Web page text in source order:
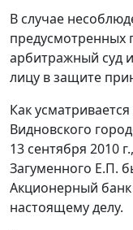
В случае
предусмотренных
арбитражный суд
лицу в защите
Как
Видновского
13 сентября 2010
Загуменного Е.П.
Акционерный
настоящему делу.